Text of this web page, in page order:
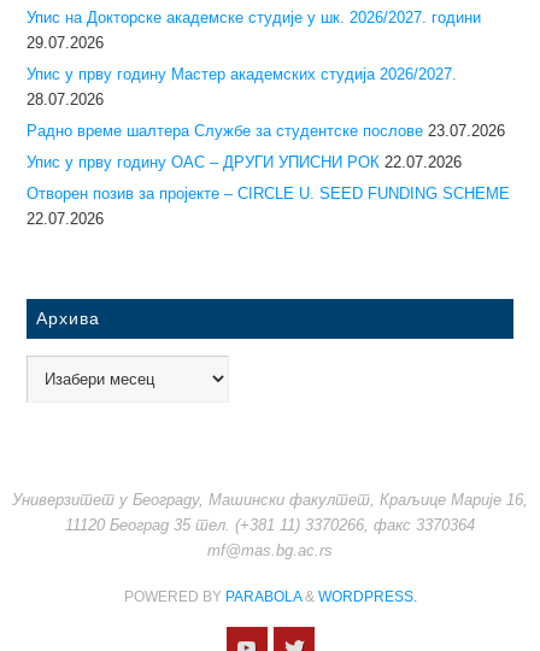
Упис на Докторске академске студије у шк. 2026/2027. години
29.07.2026
Упис у прву годину Mастер академских студија 2026/2027.
28.07.2026
Радно време шалтера Службе за студентске послове 23.07.2026
Упис у прву годину ОАС – ДРУГИ УПИСНИ РОК 22.07.2026
Отворен позив за пројекте – CIRCLE U. SEED FUNDING SCHEME
22.07.2026
Архива
Универзитет у Београду, Машински факултет, Краљице Марије 16,
11120 Београд 35 тел. (+381 11) 3370266, факс 3370364
mf@mas.bg.ac.rs
POWERED BY PARABOLA& WORDPRESS.